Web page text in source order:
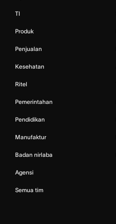
TI
Produk
Penjualan
Kesehatan
Ritel
Pemerintahan
Pendidikan
Manufaktur
Badan nirlaba
Agensi
Semua tim